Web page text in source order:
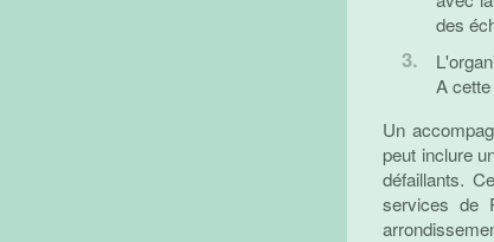
des
A
Un
peut inclure
défaillants.
services de